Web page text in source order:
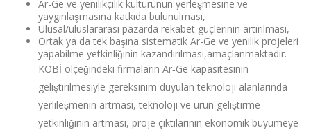
Ar-Ge ve yenilikçilik kültürünün yerleşmesine ve
yaygınlaşmasına katkıda bulunulması,
Ulusal/uluslararası pazarda rekabet güçlerinin artırılması,
Ortak ya da tek başına sistematik Ar-Ge ve yenilik projeleri
yapabilme yetkinliğinin kazandırılması,amaçlanmaktadır.
KOBİ ölçeğindeki firmaların Ar‐Ge kapasitesinin
geliştirilmesiyle gereksinim duyulan teknoloji alanlarında
yerlileşmenin artması, teknoloji ve ürün geliştirme
yetkinliğinin artması, proje çıktılarının ekonomik büyümeye